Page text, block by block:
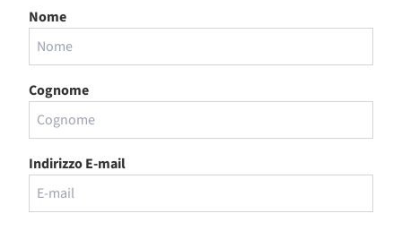
Nome
Cognome
Indirizzo E-mail